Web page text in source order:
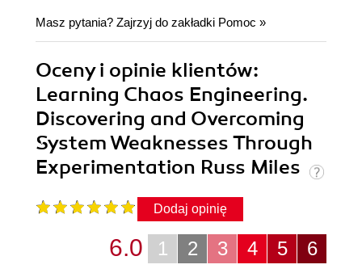
Masz pytania? Zajrzyj do zakładki Pomoc »
Oceny i opinie klientów:
Learning Chaos Engineering.
Discovering and Overcoming
System Weaknesses Through
Experimentation Russ Miles
Dodaj opinię
6
5
4
3
2
1
6.0